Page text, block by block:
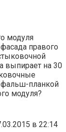
модуля
правого
выпирает на 30
фальш-планкой
модуля?
в 22:14